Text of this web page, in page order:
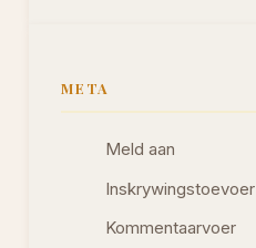
META
Meld aan
Inskrywingstoevoer
Kommentaarvoer